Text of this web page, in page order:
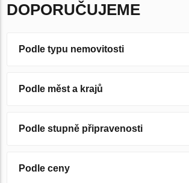
DOPORUČUJEME
Podle typu nemovitosti
Podle měst a krajů
Podle stupně připravenosti
Podle ceny